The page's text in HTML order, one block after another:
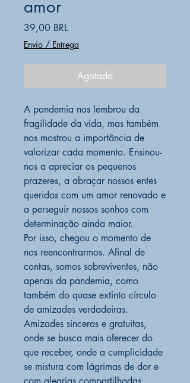
amor
39,00 BRLPrecio
Envio / Entrega
Agotado
A pandemia nos lembrou da
fragilidade da vida, mas também
nos mostrou a importância de
valorizar cada momento. Ensinou-
nos a apreciar os pequenos
prazeres, a abraçar nossos entes
queridos com um amor renovado e
a perseguir nossos sonhos com
determinação ainda maior.
Por isso, chegou o momento de
nos reencontrarmos. Afinal de
contas, somos sobreviventes, não
apenas da pandemia, como
também do quase extinto círculo
de amizades verdadeiras.
Amizades sinceras e gratuitas,
onde se busca mais oferecer do
que receber, onde a cumplicidade
se mistura com lágrimas de dor e